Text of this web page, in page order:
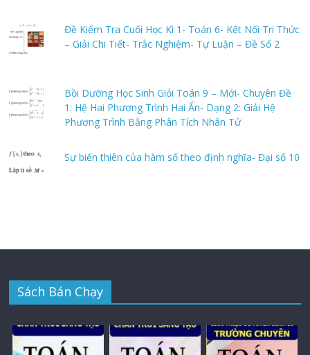
Đề Kiểm Tra Cuối Học Kì 1- Toán 6- Kết Nối Tri Thức
– Giải Chi Tiết- Trắc Nghiệm- Tự Luận – Đề Số 2
Bồi Dưỡng Học Sinh Giỏi Toán 9 – Mới- Chuyên Đề
1: Hệ Hai Phương Trình Hai Ẩn- Dạng 2: Giải Hệ
Phương Trình Bằng Phân Tích Nhân Tử
Sự biến thiên của hàm số theo định nghĩa- Đại số 10
Sách Bán Chạy